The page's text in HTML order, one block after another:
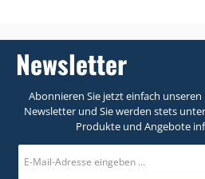
Newsletter
Abonnieren Sie jetzt einfach
Newsletter und Sie werden stets
Produkte und Angebote
E-
Mail-